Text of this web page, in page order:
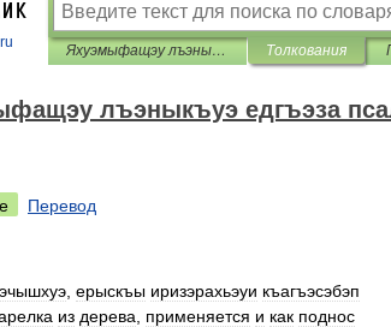
Яхуэмыфащэу лъэныкъуэ едгъэза псалъэхэр Толкования
лъэныкъуэ едгъэза
Перевод
ерыскъы иризэрахьэуи къагъэсэбэп
из дерева применяется и как поднос